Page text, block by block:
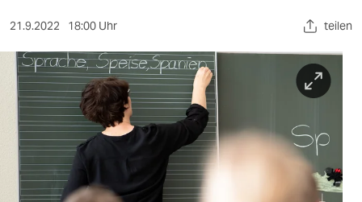
sport
berlin
nord
wahrheit
verlag
21.9.2022 18:00 Uhr teilen